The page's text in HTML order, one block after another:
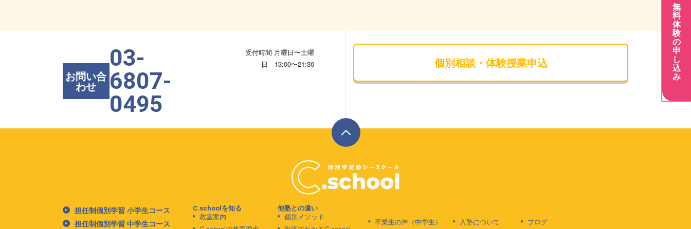
お問い合
わせ
03-
6807-
0495
受付時間 月曜日〜土曜
日 13:00〜21:30
個別相談・体験授業申込
担任制個別学習 小学生コース
担任制個別学習 中学生コース
C.schoolを知る
教室案内
他塾との違い
個別メソッド
卒業生の声（中学生）
入塾について
ブログ
無
料
体
験
の
申
し
込
み